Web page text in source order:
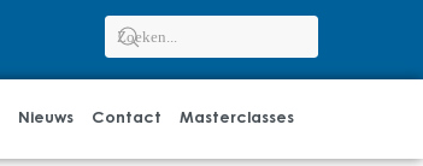
Nieuws Contact Masterclasses